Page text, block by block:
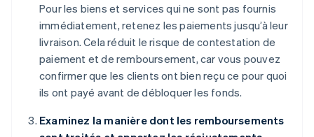
Pour les biens et services qui ne sont pas fournis
immédiatement, retenez les paiements jusqu’à leur
livraison. Cela réduit le risque de contestation de
paiement et de remboursement, car vous pouvez
confirmer que les clients ont bien reçu ce pour quoi
ils ont payé avant de débloquer les fonds.
Examinez la manière dont les remboursements